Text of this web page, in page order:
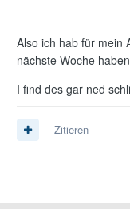
Also ich hab für mein
nächste Woche
I find des gar ned
Zitieren